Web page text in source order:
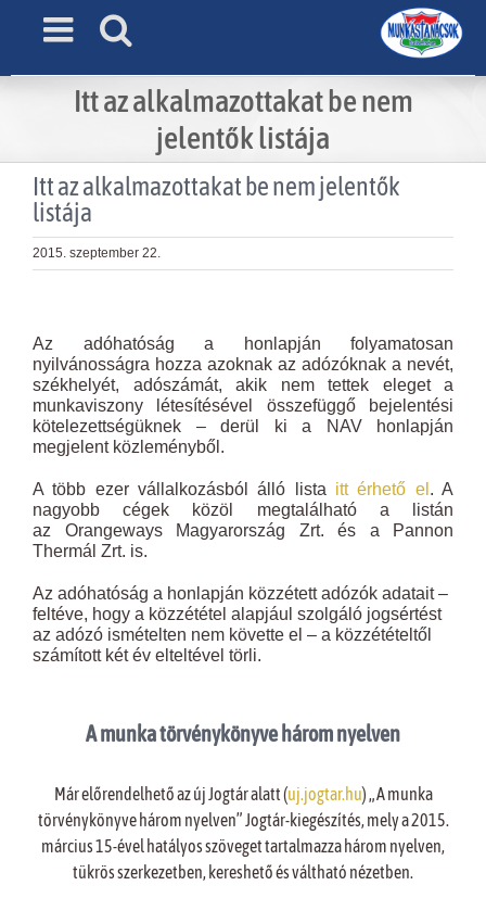
Itt az alkalmazottakat be nem
jelentők listája
Itt az alkalmazottakat be nem jelentők
listája
2015. szeptember 22.
Image
Az adóhatóság a honlapján folyamatosan
nyilvánosságra hozza azoknak az adózóknak a nevét,
székhelyét, adószámát, akik nem tettek eleget a
munkaviszony létesítésével összefüggő bejelentési
kötelezettségüknek – derül ki a NAV honlapján
megjelent közleményből.
A több ezer vállalkozásból álló lista itt érhető el . A
nagyobb cégek közöl megtalálható a listán
az Orangeways Magyarország Zrt. és a Pannon
Thermál Zrt. is.
Az adóhatóság a honlapján közzétett adózók adatait –
feltéve, hogy a közzététel alapjául szolgáló jogsértést
az adózó ismételten nem követte el – a közzétételtől
számított két év elteltével törli.
A munka törvénykönyve három nyelven
Már előrendelhető az új Jogtár alatt (uj.jogtar.hu) „A munka
törvénykönyve három nyelven” Jogtár-kiegészítés, mely a 2015.
március 15-ével hatályos szöveget tartalmazza három nyelven,
tükrös szerkezetben, kereshető és váltható nézetben.